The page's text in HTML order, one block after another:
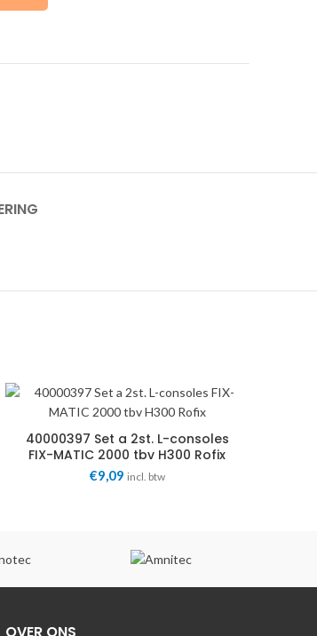
40000397 Set a 2st. L-consoles
FIX-MATIC 2000 tbv H300 Rofix
€9,09 incl. btw